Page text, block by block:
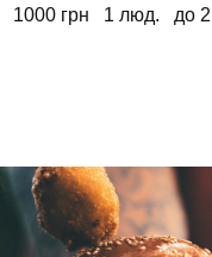
1000 грн 1 люд. до